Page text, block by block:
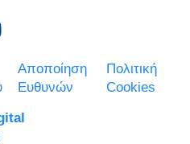
Αποποίηση
Ευθυνών
Πολιτική
Cookies